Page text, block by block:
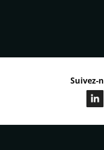
Suivez-
.